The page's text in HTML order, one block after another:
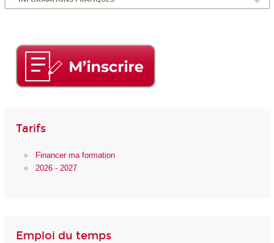
Tarifs
Financer ma formation
2026 - 2027
Emploi du temps